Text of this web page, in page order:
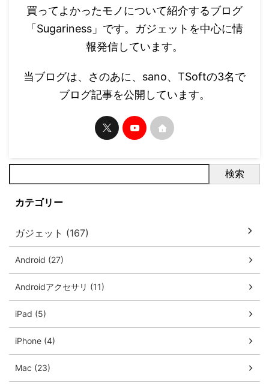
買ってよかったモノについて紹介するブログ
「Sugariness」です。ガジェットを中心に情
報発信しています。
当ブログは、さのあに、sano、TSoftの3名で
ブログ記事を公開しています。
検索
カテゴリー
ガジェット (167)
Android (27)
Androidアクセサリ (11)
iPad (5)
iPhone (4)
Mac (23)